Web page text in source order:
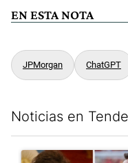
EN ESTA NOTA
JPMorgan ChatGPT
Noticias en
Un artículo de